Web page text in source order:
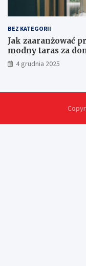
BEZ KATEGORII
Jak zaaranżować
modny taras za
4 grudnia 2025